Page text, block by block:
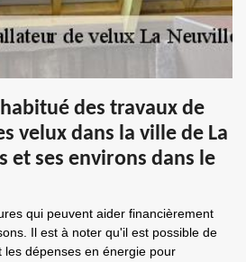
des travaux de
velux dans la ville de La
et ses environs dans le
qui peuvent aider financièrement
Il est à noter qu'il est possible de
les dépenses en énergie pour